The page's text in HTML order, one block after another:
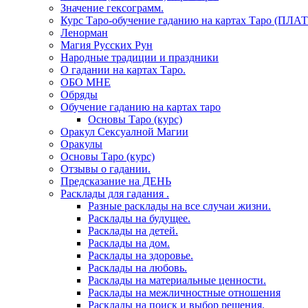
Значение гексограмм.
Курс Таро-обучение гаданию на картах Таро
Ленорман
Магия Русских Рун
Народные традиции и праздники
О гадании на картах Таро.
ОБО МНЕ
Обряды
Обучение гаданию на картах таро
Основы Таро (курс)
Оракул Сексуалной Магии
Оракулы
Основы Таро (курс)
Отзывы о гадании.
Предсказание на ДЕНЬ
Расклады для гадания .
Разные расклады на все случаи жизни.
Расклады на будущее.
Расклады на детей.
Расклады на дом.
Расклады на здоровье.
Расклады на любовь.
Расклады на материальные ценности.
Расклады на межличностные отношения
Расклады на поиск и выбор решения.